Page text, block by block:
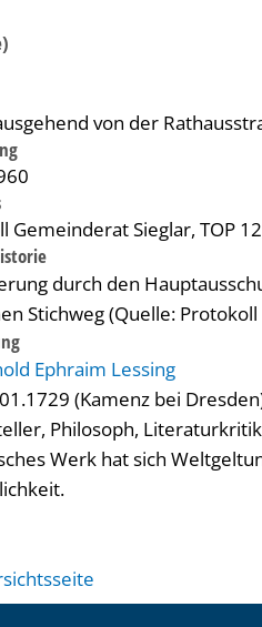
von der
Gemeinderat Sieglar, TOP
durch den
Stichweg (Quelle:
Ephraim Lessing
(Kamenz bei
Philosoph,
Werk hat sich